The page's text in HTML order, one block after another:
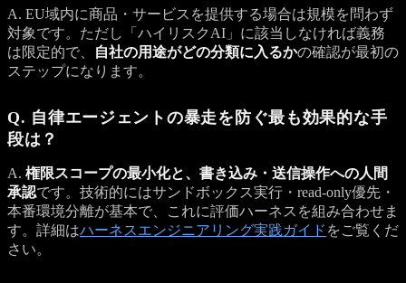
A. EU域内に商品・サービスを提供する場合は規模を問わず
対象です。ただし「ハイリスクAI」に該当しなければ義務
は限定的で、
自社の用途がどの分類に入るかの確認が最初の
ステップになります。
Q. 自律エージェントの暴走を防ぐ最も効果的な手
段は？
A. 権限スコープの最小化と、書き込み・送信操作への人間
承認です。技術的にはサンドボックス実行・read-only優先・
本番環境分離が基本で、これに評価ハーネスを組み合わせま
す。詳細はハーネスエンジニアリング実践ガイド をご覧くだ
さい。